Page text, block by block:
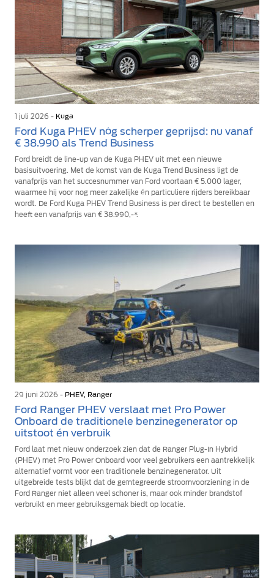
1 juli 2026 - Kuga
Ford Kuga PHEV nóg scherper geprijsd: nu vanaf
€ 38.990 als Trend Business
Ford breidt de line-up van de Kuga PHEV uit met een nieuwe
basisuitvoering. Met de komst van de Kuga Trend Business ligt de
vanafprijs van het succesnummer van Ford voortaan € 5.000 lager,
waarmee hij voor nog meer zakelijke én particuliere rijders bereikbaar
wordt. De Ford Kuga PHEV Trend Business is per direct te bestellen en
heeft een vanafprijs van € 38.990,-*.
29 juni 2026 - PHEV, Ranger
Ford Ranger PHEV verslaat met Pro Power
Onboard de traditionele benzinegenerator op
uitstoot én verbruik
Ford laat met nieuw onderzoek zien dat de Ranger Plug-In Hybrid
(PHEV) met Pro Power Onboard voor veel gebruikers een aantrekkelijk
alternatief vormt voor een traditionele benzinegenerator. Uit
uitgebreide tests blijkt dat de geïntegreerde stroomvoorziening in de
Ford Ranger niet alleen veel schoner is, maar ook minder brandstof
verbruikt en meer gebruiksgemak biedt op locatie.